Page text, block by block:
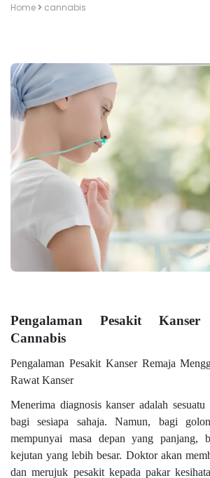
Home cannabis
Pengalaman Pesakit
Cannabis
Pengalaman Pesakit Kanser Remaja
Rawat Kanser
Menerima diagnosis kanser adalah
bagi sesiapa sahaja. Namun, bagi
mempunyai masa depan yang panjang,
kejutan yang lebih besar. Doktor akan
dan merujuk pesakit kepada pakar